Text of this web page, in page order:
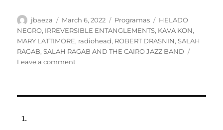
Author
jbaeza
Posted
on
March 6, 2022 Categories
Programas Tags
HELADO
NEGRO, IRREVERSIBLE ENTANGLEMENTS, KAVA KON,
MARY LATTIMORE, radiohead, ROBERT DRASNIN,SALAH
RAGAB,SALAH RAGAB AND THE CAIRO JAZZ BAND
Leave a commenton